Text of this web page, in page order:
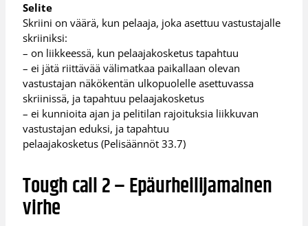
Selite
Skriini on väärä, kun pelaaja, joka asettuu vastustajalle
skriiniksi:
– on liikkeessä, kun pelaajakosketus tapahtuu
– ei jätä riittävää välimatkaa paikallaan olevan
vastustajan näkökentän ulkopuolelle asettuvassa
skriinissä, ja tapahtuu pelaajakosketus
– ei kunnioita ajan ja pelitilan rajoituksia liikkuvan
vastustajan eduksi, ja tapahtuu
pelaajakosketus (Pelisäännöt 33.7)
Tough call 2 – Epäurheilijamainen
virhe